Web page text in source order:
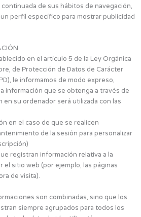
de sus hábitos de navegación,
perfil específico para mostrar publicidad
en el artículo 5 de la Ley Orgánica
de Protección de Datos de Carácter
le informamos de modo expreso,
información que se obtenga a través de
en su ordenador será utilizada con las
en el caso de que se realicen
de la sesión para personalizar
registran información relativa a la
el sitio web (por ejemplo, las páginas
de visita).
son combinadas, sino que los
siempre agrupados para todos los